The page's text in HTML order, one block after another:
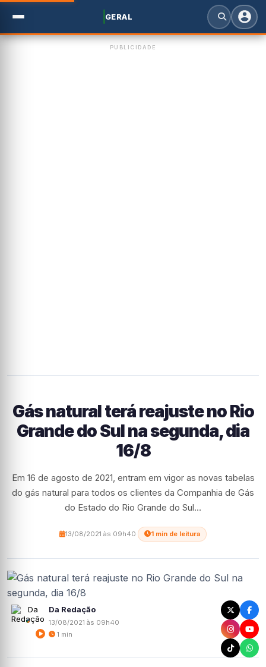
GERAL
PUBLICIDADE
Gás natural terá reajuste no Rio
Grande do Sul na segunda, dia
16/8
Em 16 de agosto de 2021, entram em vigor as novas tabelas
do gás natural para todos os clientes da Companhia de Gás
do Estado do Rio Grande do Sul…
13/08/2021 às 09h40 1 min de leitura
Da Redação
13/08/2021 às 09h40
1 min